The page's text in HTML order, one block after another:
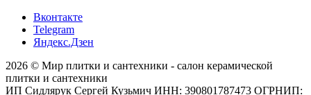
Вконтакте
Telegram
Яндекс.Дзен
2026 © Мир плитки и сантехники - салон керамической
плитки и сантехники
ИП Сидлярук Сергей Кузьмич ИНН: 390801787473 ОГРНИП: